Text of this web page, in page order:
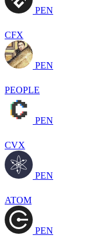
PEN
CFX
PEN
PEOPLE
PEN
CVX
PEN
ATOM
PEN